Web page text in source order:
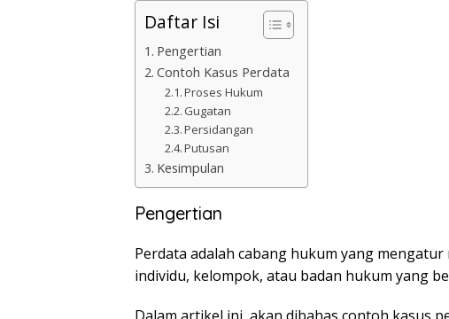
Daftar Isi
Pengertian
Contoh Kasus Perdata
Proses Hukum
Gugatan
Persidangan
Putusan
Kesimpulan
Pengertian
Perdata adalah cabang hukum yang
individu, kelompok, atau badan hukum yang